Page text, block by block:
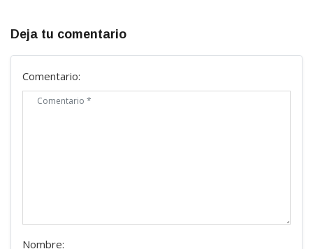
Deja tu comentario
Comentario:
Nombre: